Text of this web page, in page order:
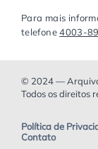
Para mais
telefone4003-
© 2024 —
Todos os direitos
Política de
Contato